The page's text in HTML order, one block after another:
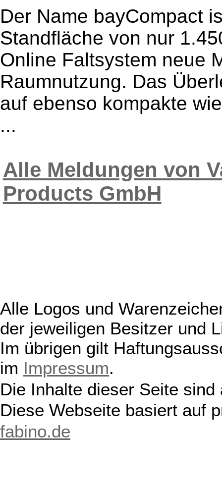
Der Name bayCompact
Standfläche von nur
Online Faltsystem neue
Raumnutzung. Das
auf ebenso kompakte
...
Alle Meldungen von
Products GmbH
Alle Logos und
der jeweiligen Besitzer und
Im übrigen gilt
im Impressum.
Die Inhalte dieser Seite
Diese Webseite basiert auf
fabino.de